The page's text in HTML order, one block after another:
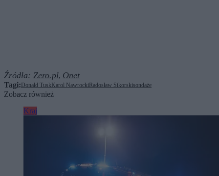
Źródła: Zero.pl, Onet
Tagi: Donald Tusk Karol Nawrocki Radosław Sikorskisondaże
Zobacz również
Kraj